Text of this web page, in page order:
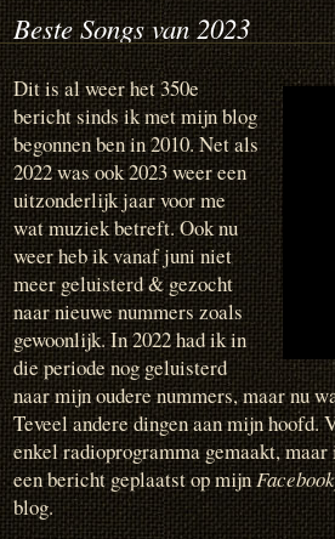
Beste Songs van 2023
Dit is al weer het 350e
bericht sinds ik met mijn blog
begonnen ben in 2010. Net als
2022 was ook 2023 weer een
uitzonderlijk jaar voor me
wat muziek betreft. Ook nu
weer heb ik vanaf juni niet
meer geluisterd & gezocht
naar nieuwe nummers zoals
gewoonlijk. In 2022 had ik in
die periode nog geluisterd
naar mijn oudere nummers, maar nu
Teveel andere dingen aan mijn hoofd.
enkel radioprogramma gemaakt,
een bericht geplaatst op mijn
blog.